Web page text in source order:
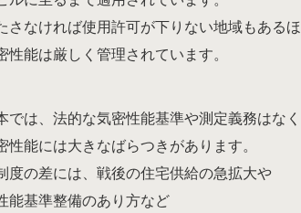
さなければ使用許可が下りない地域もある
性能は厳しく管理されています。
では、法的な気密性能基準や測定義務はなく
性能には大きなばらつきがあります。
度の差には、戦後の住宅供給の急拡大や
能基準整備のあり方など